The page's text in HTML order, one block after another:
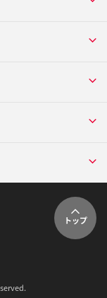
トップ